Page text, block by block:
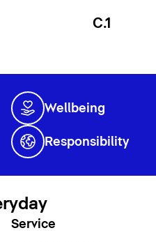
C.1
Wellbeing
Responsibility
Service